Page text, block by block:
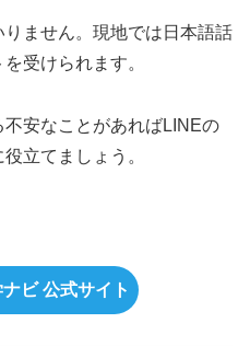
ません。現地では日本語話
受けられます。
安なことがあればLINEの
立てましょう。
ビ 公式サイト